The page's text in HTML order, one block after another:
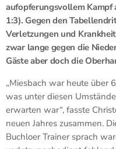
aufopferungsvollem Kampf
1:3). Gegen den
Verletzungen und
zwar lange gegen die
Gäste aber doch die
„Miesbach war heute über
was unter diesen
erwarten war“, fasste
neuen Jahres zusammen.
Buchloer Trainer sprach